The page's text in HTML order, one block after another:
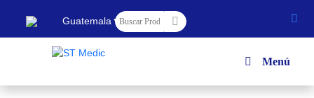
Guatemala ▼
Menú